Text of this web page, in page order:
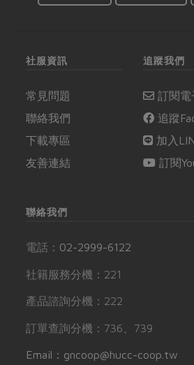
社服資訊
常見問題
聯絡我們
下載專區
友善連結
追蹤我們
訂閱電
追蹤
加入
訂閱
聯絡我們
電話： 02-2999-6122
社籍服務分機：221
產品諮詢分機：222
訂單查詢分機：736、739
Email：gncoop@hucc-coop.tw